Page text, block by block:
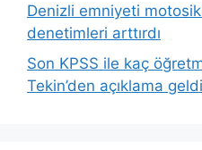
Denizli emniyeti
denetimleri arttırdı
Son KPSS ile kaç
Tekin’den açıklama geldi